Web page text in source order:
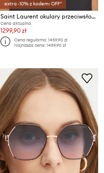
extra -10% z kodem: OFF*
Saint Laurent okulary przeciwsłoneczne
Cena aktualna:
1299,90 zł
Cena regularna:1459,90 zł
Najniższa cena:1459,90 zł